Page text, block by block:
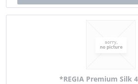
*REGIA Premium Silk